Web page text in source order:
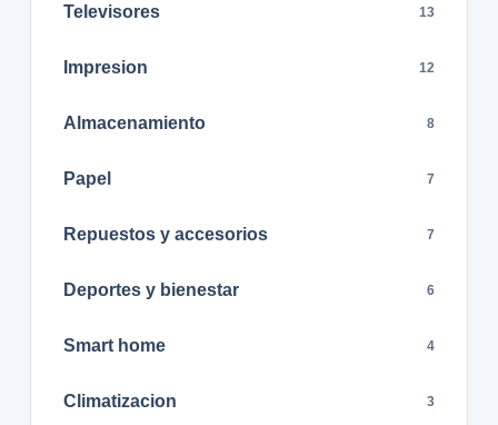
Televisores 13
Impresion 12
Almacenamiento 8
Papel 7
Repuestos y accesorios 7
Deportes y bienestar 6
Smart home 4
Climatizacion 3